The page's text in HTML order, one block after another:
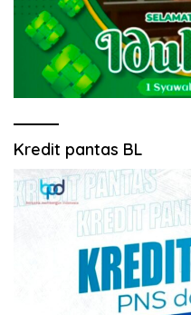
Kredit pantas BL